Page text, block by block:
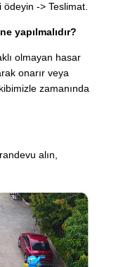
-> Teslimat.
yapılmalıdır?
olmayan hasar
onarır veya
zamanında
alın,